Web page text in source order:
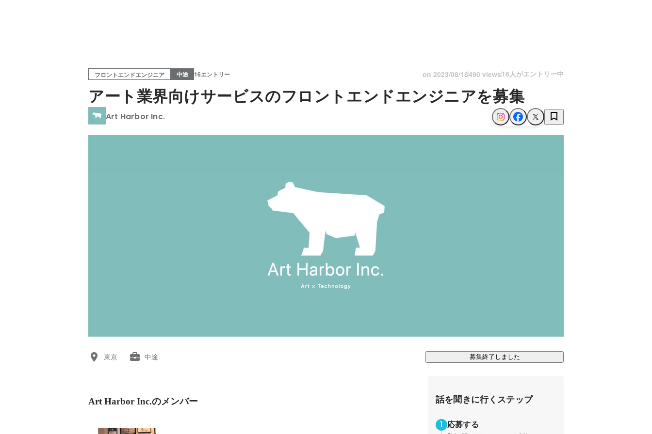
フロントエンドエンジニア 中途 16エントリー on 2023/08/18490 views16人がエントリー中
アート業界向けサービスのフロントエンドエンジニアを募集
Art Harbor Inc.
東京 中途 募集終了しました
Art Harbor Inc.のメンバー 話を聞きに行くステップ
応募する